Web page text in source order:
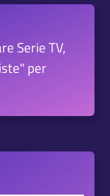
Serie TV,
per